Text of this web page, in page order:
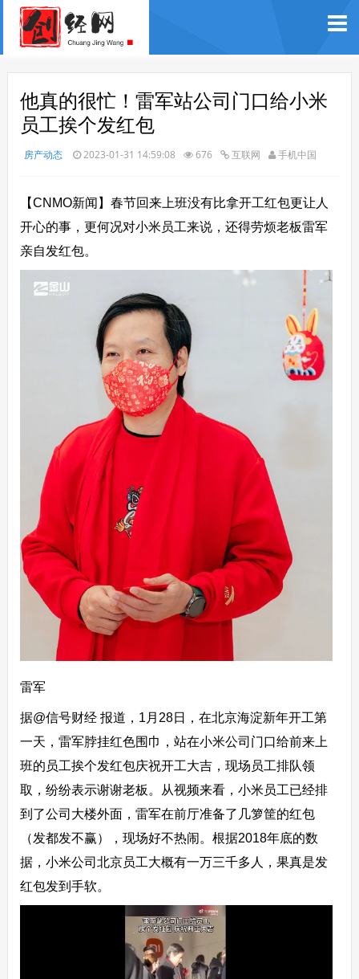
他真的很忙！雷军站公司门口给小米
员工挨个发红包
房产动态 2023-01-31 14:59:08 676 互联网 手机中国
【CNMO新闻】春节回来上班没有比拿开工红包更让人
开心的事，更何况对小米员工来说，还得劳烦老板雷军
亲自发红包。
雷军
据@信号财经 报道，1月28日，在北京海淀新年开工第
一天，雷军脖挂红色围巾，站在小米公司门口给前来上
班的员工挨个发红包庆祝开工大吉，现场员工排队领
取，纷纷表示谢谢老板。从视频来看，小米员工已经排
到了公司大楼外面，雷军在前厅准备了几箩筐的红包
（发都发不赢），现场好不热闹。根据2018年底的数
据，小米公司北京员工大概有一万三千多人，果真是发
红包发到手软。